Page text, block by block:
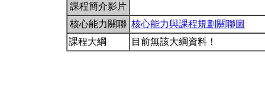
課程簡介影片
核心能力關聯 核心能力與課程規劃關聯圖
課程大綱
目前無該大綱資料！